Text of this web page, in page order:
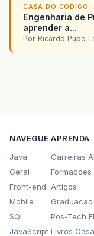
CASA DO CODIGO
Engenharia de
aprender a...
Por Ricardo Pupo
NAVEGUE
Java
Geral
Front-end
Mobile
SQL
JavaScript
APRENDA
Carreiras
Formacoes
Artigos
Graduacao
Pos-Tech
Livros